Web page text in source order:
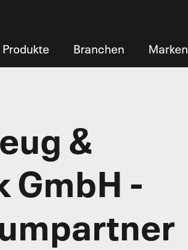
Produkte Branchen Marken
&
GmbH -